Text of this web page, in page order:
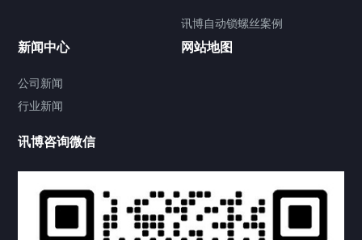
讯博自动锁螺丝案例
新闻中心
公司新闻
行业新闻
网站地图
讯博咨询微信